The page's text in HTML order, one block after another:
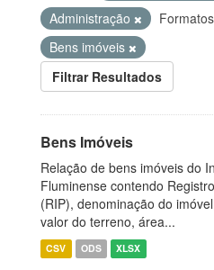
Administração
Bens imóveis
Filtrar Resultados
Bens Imóveis
Relação de bens imóveis do
Fluminense contendo
(RIP), denominação do
valor do terreno, área...
CSV ODS XLSX